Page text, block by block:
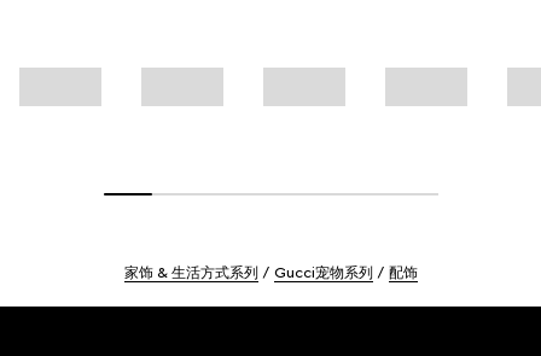
家饰 & 生活方式系列 Gucci宠物系列 配饰